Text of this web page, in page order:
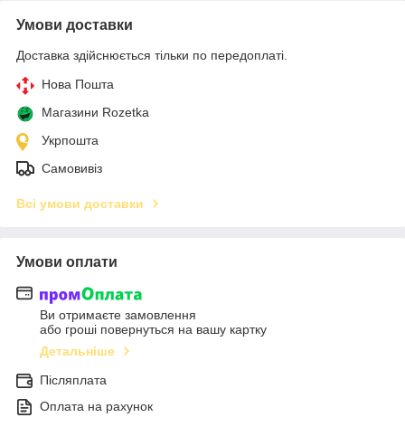
Умови доставки
Доставка здійснюється тільки по передоплаті.
Нова Пошта
Магазини Rozetka
Укрпошта
Самовивіз
Всі умови доставки
Умови оплати
Ви отримаєте замовлення
або гроші повернуться на вашу картку
Детальніше
Післяплата
Оплата на рахунок